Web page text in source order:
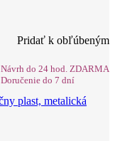
Pridať k obľúbeným
Návrh do 24 hod. ZDARMA
Doručenie do 7 dní